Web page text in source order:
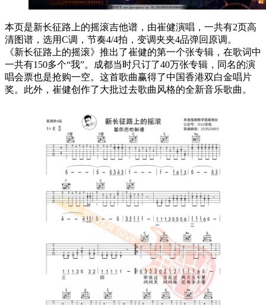
本页是新长征路上的摇滚吉他谱，由崔健演唱，一共有2页高
清图谱，选用C调，节奏4/4拍，变调夹夹4品弹回原调。
《新长征路上的摇滚》推出了崔健的第一个张专辑，在歌词中
一共有150多个“我”。成都当时只订了40万张专辑，同名的演
唱会票也是抢购一空。这首歌曲赢得了中国香港双白金唱片
奖。此外，崔健创作了大批过去歌曲风格的全新音乐歌曲。